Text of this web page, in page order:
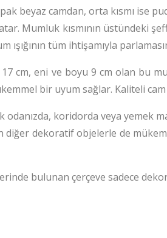
beyaz camdan, orta kısmı ise
Mumluk kısmının üstündeki
ışığının tüm ihtişamıyla
cm, eni ve boyu 9 cm olan bu
bir uyum sağlar. Kaliteli
odanızda, koridorda veya yemek
dekoratif objelerle de
bulunan çerçeve sadece